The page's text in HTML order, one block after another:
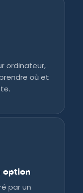
ordinateur,
où et
option
par un